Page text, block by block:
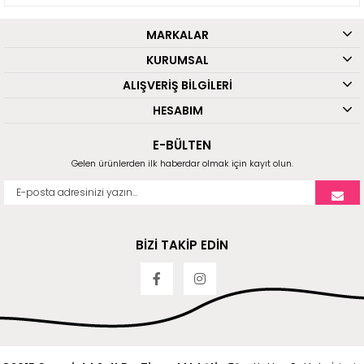
MARKALAR
KURUMSAL
ALIŞVERİŞ BİLGİLERİ
HESABIM
E-BÜLTEN
Gelen ürünlerden ilk haberdar olmak için kayıt olun.
BİZİ TAKİP EDİN